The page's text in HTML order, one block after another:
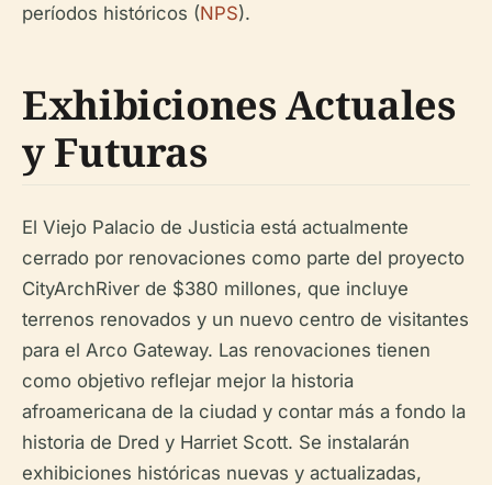
períodos históricos (NPS).
Exhibiciones Actuales
y Futuras
El Viejo Palacio de Justicia está actualmente
cerrado por renovaciones como parte del proyecto
CityArchRiver de $380 millones, que incluye
terrenos renovados y un nuevo centro de visitantes
para el Arco Gateway. Las renovaciones tienen
como objetivo reflejar mejor la historia
afroamericana de la ciudad y contar más a fondo la
historia de Dred y Harriet Scott. Se instalarán
exhibiciones históricas nuevas y actualizadas,